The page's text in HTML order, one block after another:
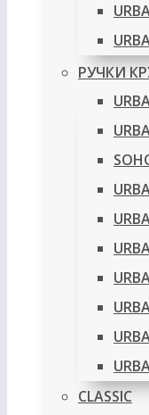
РУЧКИ
CLASSIC